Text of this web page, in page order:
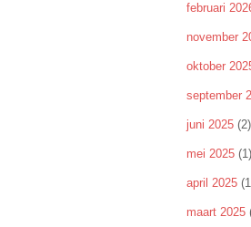
februari
november
oktober
september
juni 2025 (2)
mei 2025 (1)
april 2025
maart 2025